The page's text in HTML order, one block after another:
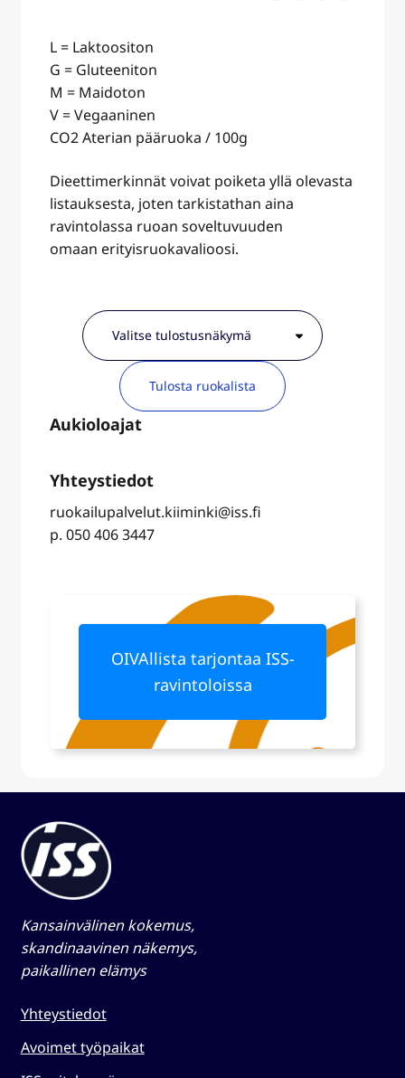
L = Laktoositon
G = Gluteeniton
M = Maidoton
V = Vegaaninen
CO2 Aterian pääruoka / 100g
Dieettimerkinnät voivat poiketa yllä olevasta
listauksesta, joten tarkistathan aina
ravintolassa ruoan soveltuvuuden
omaan erityisruokavalioosi.
Tulosta ruokalista
ruokailupalvelut.kiiminki@iss.fi
p. 050 406 3447
OIVAllista tarjontaa ISS-
ravintoloissa
Kansainvälinen kokemus,
skandinaavinen näkemys,
paikallinen elämys​
Yhteystiedot
Avoimet työpaikat